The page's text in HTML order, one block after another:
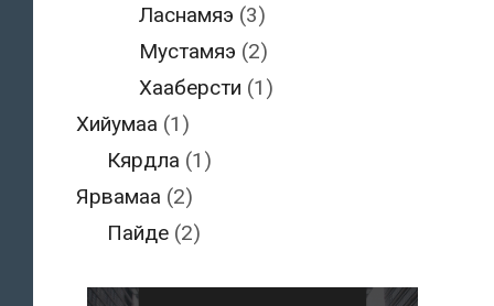
Ласнамяэ (3)
Мустамяэ (2)
Хааберсти (1)
Хийумаа (1)
Кярдла (1)
Ярвамаа (2)
Пайде (2)